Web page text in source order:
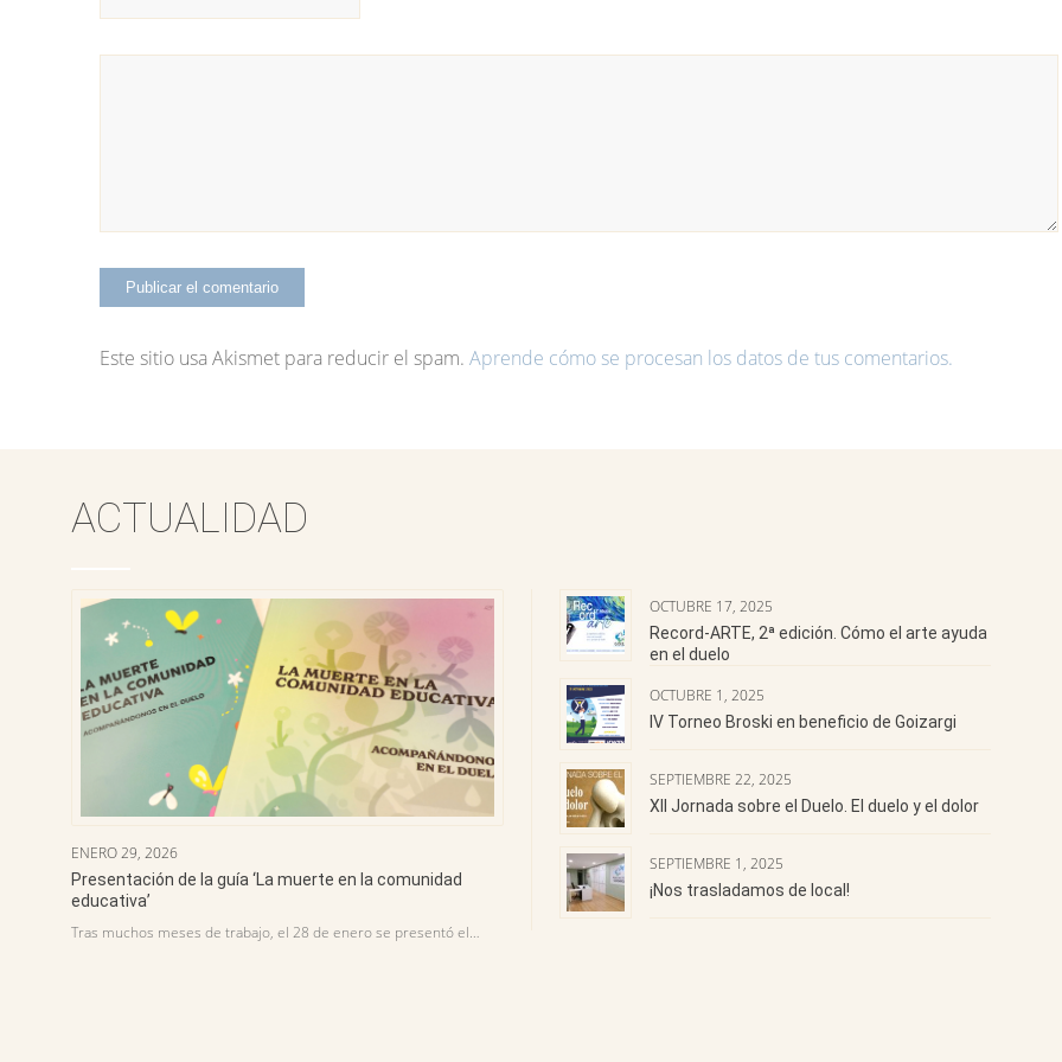
Este sitio usa Akismet para reducir el spam. Aprende cómo se procesan los datos de tus comentarios.
ACTUALIDAD
ENERO 29, 2026
Presentación de la guía ‘La muerte en la comunidad
educativa’
Tras muchos meses de trabajo, el 28 de enero se presentó el…
OCTUBRE 17, 2025
Record-ARTE, 2ª edición. Cómo el arte ayuda
en el duelo
OCTUBRE 1, 2025
IV Torneo Broski en beneficio de Goizargi
SEPTIEMBRE 22, 2025
XII Jornada sobre el Duelo. El duelo y el dolor
SEPTIEMBRE 1, 2025
¡Nos trasladamos de local!